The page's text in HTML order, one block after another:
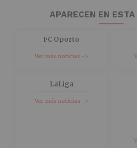
APARECEN EN
FC Oporto
Ver más noticias ->
LaLiga
Ver más noticias ->